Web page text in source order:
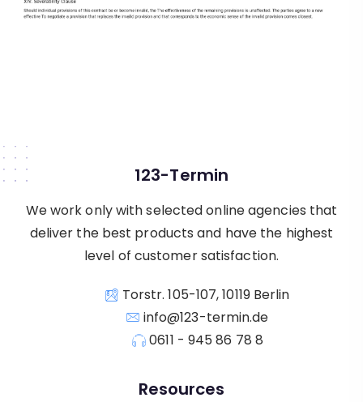
123-Termin
We work only with selected online agencies that
deliver the best products and have the highest
level of customer satisfaction.
Torstr. 105-107, 10119 Berlin
info@123-termin.de
0611 - 945 86 78 8
Resources